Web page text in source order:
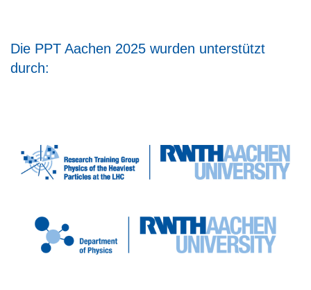
Die PPT Aachen 2025 wurden unterstützt
durch: